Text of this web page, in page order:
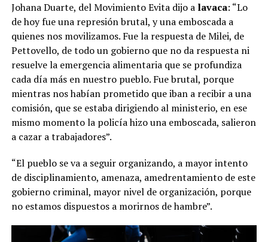
Johana Duarte, del Movimiento Evita dijo a lavaca: “Lo
de hoy fue una represión brutal, y una emboscada a
quienes nos movilizamos. Fue la respuesta de Milei, de
Pettovello, de todo un gobierno que no da respuesta ni
resuelve la emergencia alimentaria que se profundiza
cada día más en nuestro pueblo. Fue brutal, porque
mientras nos habían prometido que iban a recibir a una
comisión, que se estaba dirigiendo al ministerio, en ese
mismo momento la policía hizo una emboscada, salieron
a cazar a trabajadores”.
“El pueblo se va a seguir organizando, a mayor intento
de disciplinamiento, amenaza, amedrentamiento de este
gobierno criminal, mayor nivel de organización, porque
no estamos dispuestos a morirnos de hambre”.